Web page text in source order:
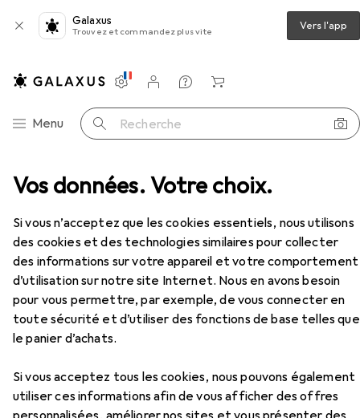
Vos données. Votre choix.
Si vous n’acceptez que les cookies essentiels, nous utilisons
des cookies et des technologies similaires pour collecter
des informations sur votre appareil et votre comportement
d’utilisation sur notre site Internet. Nous en avons besoin
pour vous permettre, par exemple, de vous connecter en
toute sécurité et d’utiliser des fonctions de base telles que
le panier d’achats.
Si vous acceptez tous les cookies, nous pouvons également
utiliser ces informations afin de vous afficher des offres
Galaxus
Trouvez et commandez plus vite Vers l'app
Navigation par catégorie
Menu Recherche
Paramètres
Compte client
Listes de comparaison
Listes d'envies
Panier
Antivol pour vélo Abus Coffre-fort 1385
Coffre-fort 1385
75 cm
Accessoires pour Abus Coffre-
fort 1385